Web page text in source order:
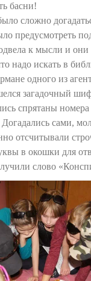
басни!
сложно
предусмотреть
к мысли и они
надо искать в
одного из
загадочный
спрятаны номера
Догадались сами,
отсчитывали
в окошки для
слово